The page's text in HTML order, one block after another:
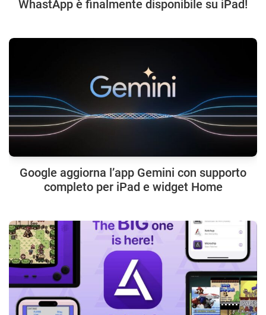
WhastApp è finalmente disponibile su iPad!
Google aggiorna l’app Gemini con supporto
completo per iPad e widget Home